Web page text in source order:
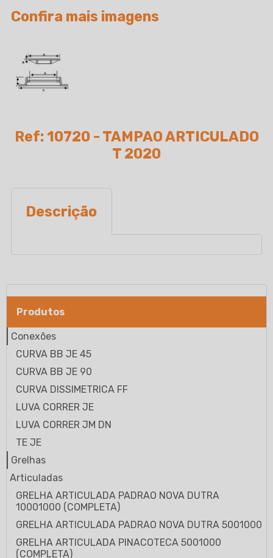
Confira mais imagens
Ref: 10720 - TAMPAO ARTICULADO
T 2020
Descrição
Produtos
Conexões
CURVA BB JE 45
CURVA BB JE 90
CURVA DISSIMETRICA FF
LUVA CORRER JE
LUVA CORRER JM DN
TE JE
Grelhas
Articuladas
GRELHA ARTICULADA PADRAO NOVA DUTRA
10001000 (COMPLETA)
GRELHA ARTICULADA PADRAO NOVA DUTRA 5001000
GRELHA ARTICULADA PINACOTECA 5001000
(COMPLETA)